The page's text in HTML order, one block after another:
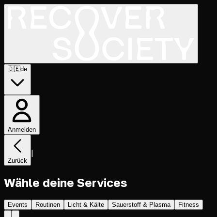
🇩🇪de
Anmelden
Zurück
|
Wähle deine Services
Events Routinen Licht & Kälte Sauerstoff & Plasma Fitness